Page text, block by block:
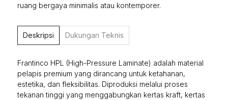
ruang bergaya minimalis atau kontemporer.
Deskripsi Dukungan Teknis
Frantinco HPL (High-Pressure Laminate) adalah material
pelapis premium yang dirancang untuk ketahanan,
estetika, dan fleksibilitas. Diproduksi melalui proses
tekanan tinggi yang menggabungkan kertas kraft, kertas